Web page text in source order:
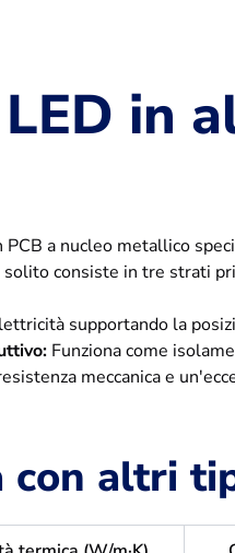
in
PCB a nucleo metallico
consiste in tre strati
supportando la
Funziona come
meccanica e
con altri